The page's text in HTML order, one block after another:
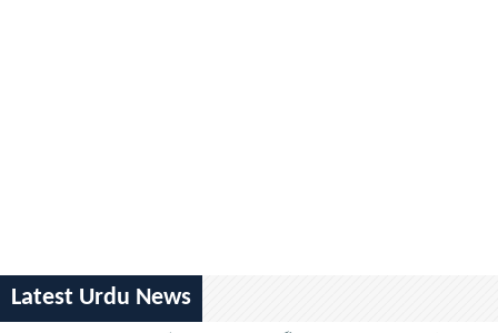
Latest Urdu News